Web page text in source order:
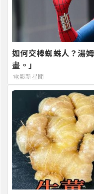
如何交棒蜘蛛人？湯
畫。」
電影新星聞